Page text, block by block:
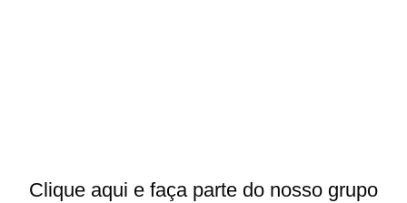
Clique aqui e faça parte do nosso grupo